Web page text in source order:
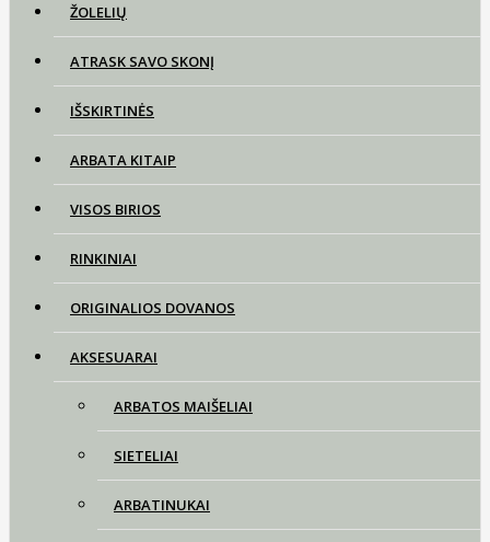
ŽOLELIŲ
ATRASK SAVO SKONĮ
IŠSKIRTINĖS
ARBATA KITAIP
VISOS BIRIOS
RINKINIAI
ORIGINALIOS DOVANOS
AKSESUARAI
ARBATOS MAIŠELIAI
SIETELIAI
ARBATINUKAI